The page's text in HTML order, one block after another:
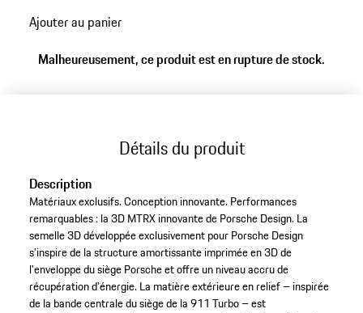
variantes
Ajouter au panier
Malheureusement, ce produit est en rupture de stock.
Détails du produit
Description
Matériaux exclusifs. Conception innovante. Performances
remarquables : la 3D MTRX innovante de Porsche Design. La
semelle 3D développée exclusivement pour Porsche Design
s'inspire de la structure amortissante imprimée en 3D de
l'enveloppe du siège Porsche et offre un niveau accru de
récupération d'énergie. La matière extérieure en relief – inspirée
de la bande centrale du siège de la 911 Turbo – est